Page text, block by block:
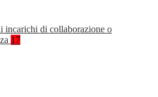
incarichi di collaborazione o
17